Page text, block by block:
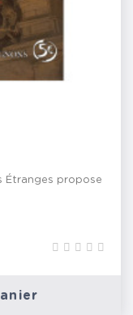
Étranges propose